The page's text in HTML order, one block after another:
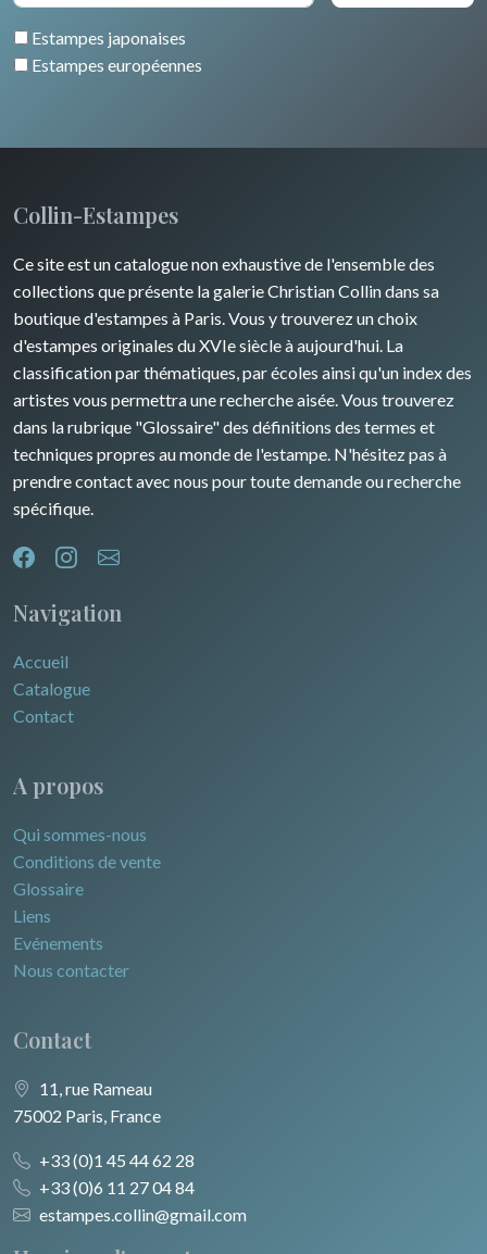
Estampes japonaises
Estampes européennes
Collin-Estampes
Ce site est un catalogue non exhaustive de l'ensemble des
collections que présente la galerie Christian Collin dans sa
boutique d'estampes à Paris. Vous y trouverez un choix
d'estampes originales du XVIe siècle à aujourd'hui. La
classification par thématiques, par écoles ainsi qu'un index des
artistes vous permettra une recherche aisée. Vous trouverez
dans la rubrique "Glossaire" des définitions des termes et
techniques propres au monde de l'estampe. N'hésitez pas à
prendre contact avec nous pour toute demande ou recherche
spécifique.
Navigation
Accueil
Catalogue
Contact
A propos
Qui sommes-nous
Conditions de vente
Glossaire
Liens
Evénements
Nous contacter
Contact
11, rue Rameau
75002 Paris, France
+33 (0)1 45 44 62 28
+33 (0)6 11 27 04 84
estampes.collin@gmail.com